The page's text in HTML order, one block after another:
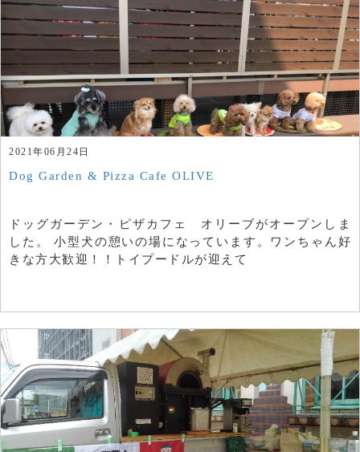
2021年06月24日
Dog Garden & Pizza Cafe OLIVE
ドッグガーデン・ピザカフェ オリーブがオープンしま
した。 小型犬の憩いの場になっています。ワンちゃん好
きな方大歓迎！！トイプードルが迎えて